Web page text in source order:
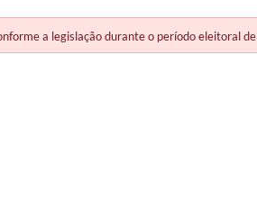
a legislação durante o período eleitoral de